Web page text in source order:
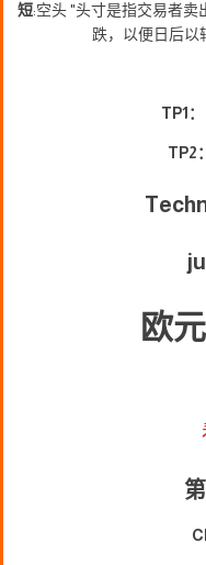
短:空头 "头寸是指交易者卖
跌，以便日后以
TP1：
TP2：
欧